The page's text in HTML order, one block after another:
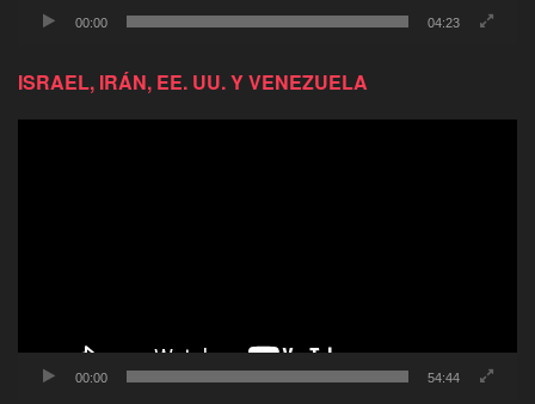
00:00 04:23
ISRAEL, IRÁN, EE. UU. Y VENEZUELA
00:00 54:44